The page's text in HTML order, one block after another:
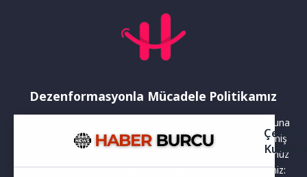
Dezenformasyonla Mücadele Politikamız
Yayınlanan haberler doğruluk ilkesi gözetilerek hazırlanır. Buna
rağmen bazı içeriklerde eksik, hatalı veya güncelliğini yitirmiş
bilgiler bulunabilir.Yanlış veya yanıltıcı olduğunu düşündüğünüz
haberleri aşağıdaki iletişim kanallarından bize bildirebilirsiniz:
Çerez